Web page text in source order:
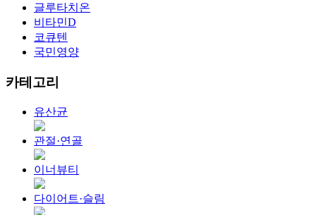
글루타치온
비타민D
코큐텐
국민영양
카테고리
유산균
관절·연골
이너뷰티
다이어트·슬림